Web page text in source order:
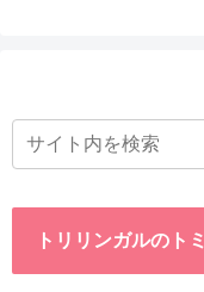
トリリンガルのトミ